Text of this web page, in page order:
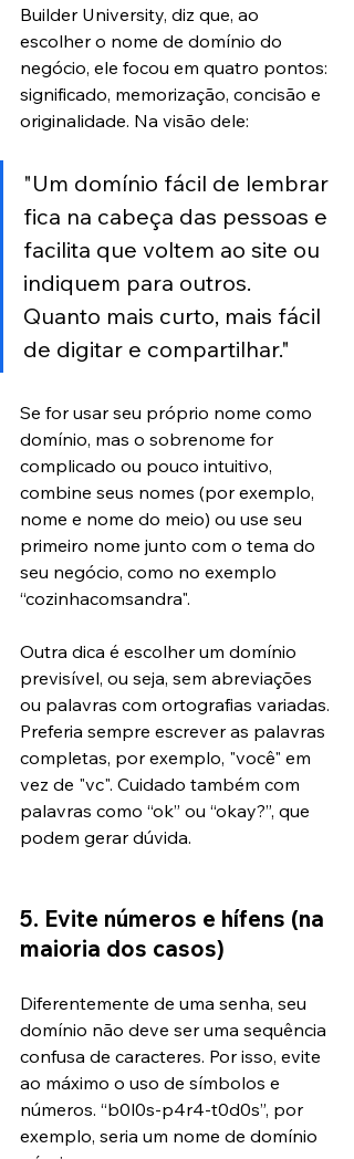
Builder University, diz que, ao
escolher o nome de domínio do
negócio, ele focou em quatro pontos:
significado, memorização, concisão e
originalidade. Na visão dele:
"Um domínio fácil de lembrar
fica na cabeça das pessoas e
facilita que voltem ao site ou
indiquem para outros.
Quanto mais curto, mais fácil
de digitar e compartilhar."
Se for usar seu próprio nome como
domínio, mas o sobrenome for
complicado ou pouco intuitivo,
combine seus nomes (por exemplo,
nome e nome do meio) ou use seu
primeiro nome junto com o tema do
seu negócio, como no exemplo
“cozinhacomsandra".
Outra dica é escolher um domínio
previsível, ou seja, sem abreviações
ou palavras com ortografias variadas.
Preferia sempre escrever as palavras
completas, por exemplo, "você" em
vez de "vc". Cuidado também com
palavras como “ok” ou “okay?”, que
podem gerar dúvida.
5. Evite números e hífens (na
maioria dos casos)
Diferentemente de uma senha, seu
domínio não deve ser uma sequência
confusa de caracteres. Por isso, evite
ao máximo o uso de símbolos e
números. “b0l0s-p4r4-t0d0s”, por
exemplo, seria um nome de domínio